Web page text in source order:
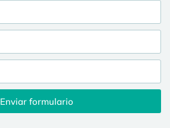
Enviar formulario